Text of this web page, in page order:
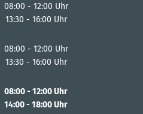
08:00 - 12:00 Uhr
Von 08:00 bis 12:00 Uhr
13:30 - 16:00 Uhr
08:00 - 12:00 Uhr
Von 08:00 bis 12:00 Uhr
13:30 - 16:00 Uhr
08:00- 12:00Uhr
Von 08:00 bis 12:00 Uhr
14:00- 18:00Uhr